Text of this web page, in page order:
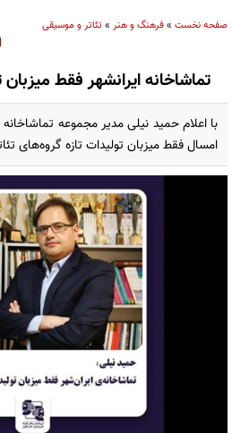
صفحه نخست »فرهنگ و هنر »تئاتر و موسیقی
تماشاخانه‌ ایرانشهر فقط
با اعلام حمید نیلی مدیر مجموعه‌ تماشاخانه‌
امسال فقط میزبان تولیدات تازه‌ گروه‌های